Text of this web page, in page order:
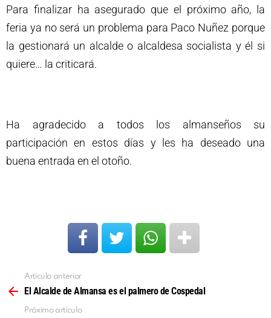
Para finalizar ha asegurado que el próximo año, la
feria ya no será un problema para Paco Nuñez porque
la gestionará un alcalde o alcaldesa socialista y él si
quiere… la criticará.
Ha agradecido a todos los almanseños su
participación en estos días y les ha deseado una
buena entrada en el otoño.
más
Artículo anterior
El Alcalde de Almansa es el palmero de Cospedal
Próximo artículo